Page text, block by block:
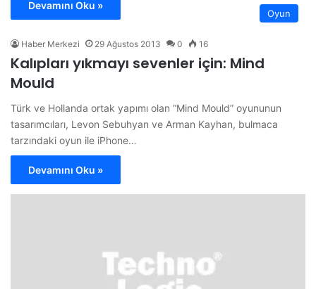
Devamını Oku »
Oyun
Haber Merkezi 29 Ağustos 2013 0 16
Kalıpları yıkmayı sevenler için: Mind
Mould
Türk ve Hollanda ortak yapımı olan “Mind Mould” oyununun
tasarımcıları, Levon Sebuhyan ve Arman Kayhan, bulmaca
tarzındaki oyun ile iPhone…
Devamını Oku »